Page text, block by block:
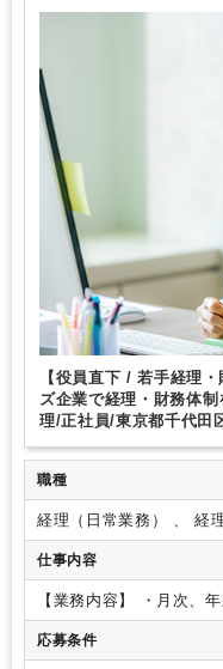
にとっては、長く就業で
オフィスカジュアルOK 少人
総合力（Big４～準大手）
【役員直下 / 若手経理
ズ企業で経理・財務体
理/正社員/東京都千代田
職種
仕事内容
【業務内容】 ・月次、
金管理・資金繰り、数
バックオフィス業務の整
応募条件